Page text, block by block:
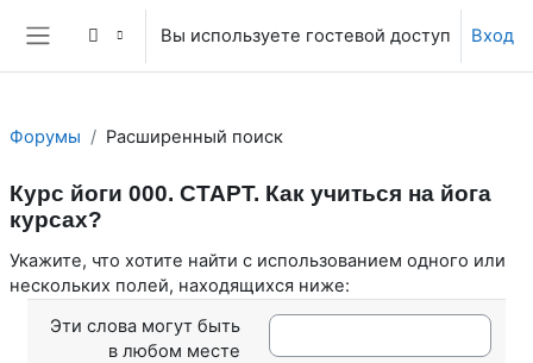
Перейти к основному содержанию
Боковая панель
Вы используете гостевой доступ Вход
Форумы Расширенный поиск
Курс йоги 000. СТАРТ. Как учиться на йога
курсах?
Укажите, что хотите найти с использованием одного или
нескольких полей, находящихся ниже:
Эти слова могут быть
в любом месте